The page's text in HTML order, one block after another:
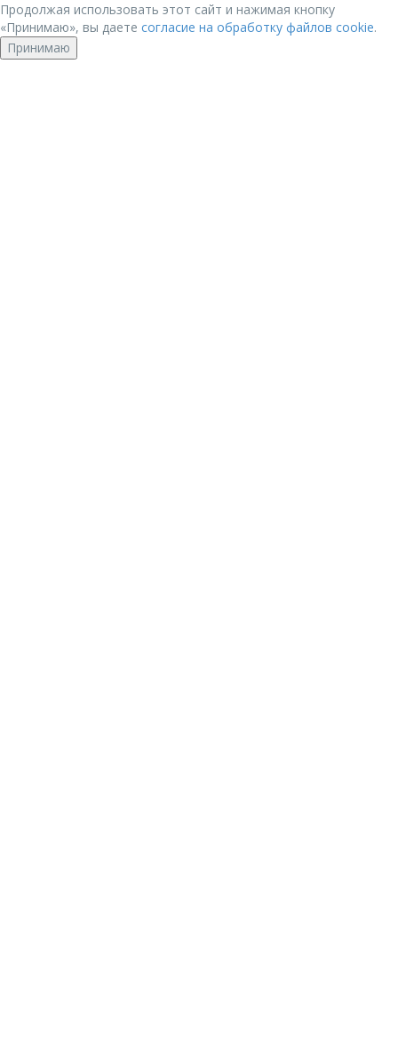
Продолжая использовать этот сайт и нажимая кнопку
«Принимаю», вы даете согласие на обработку файлов cookie.
Принимаю